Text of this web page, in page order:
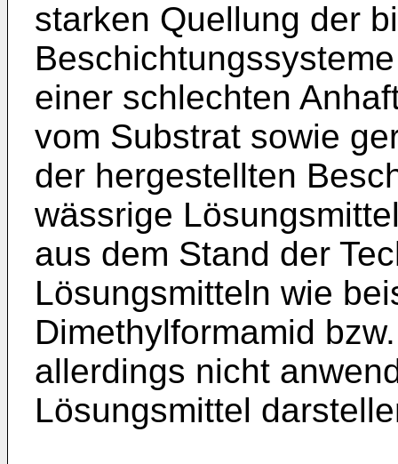
starken Quellung der
einer schlechten
vom Substrat sowie
der hergestellten
wässrige
aus dem Stand der
Lösungsmitteln wie
Dimethylformamid
allerdings nicht
Lösungsmittel